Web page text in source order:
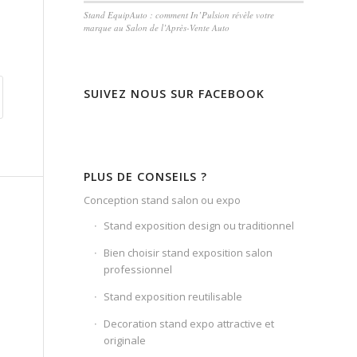
Stand EquipAuto : comment In’Pulsion révèle votre
marque au Salon de l’Après-Vente Auto
SUIVEZ NOUS SUR FACEBOOK
PLUS DE CONSEILS ?
Conception stand salon ou expo
Stand exposition design ou traditionnel
Bien choisir stand exposition salon
professionnel
Stand exposition reutilisable
Decoration stand expo attractive et
originale